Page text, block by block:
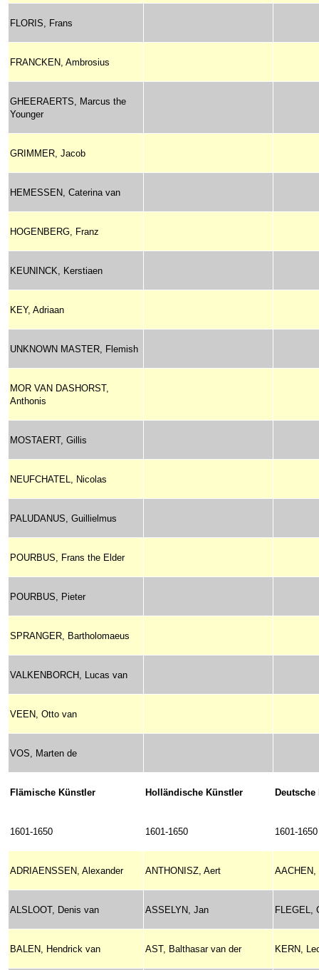
FLORIS, Frans
FRANCKEN, Ambrosius
GHEERAERTS, Marcus the
Younger
GRIMMER, Jacob
HEMESSEN, Caterina van
HOGENBERG, Franz
KEUNINCK, Kerstiaen
KEY, Adriaan
UNKNOWN MASTER, Flemish
MOR VAN DASHORST,
Anthonis
MOSTAERT, Gillis
NEUFCHATEL, Nicolas
PALUDANUS, Guillielmus
POURBUS, Frans the Elder
POURBUS, Pieter
SPRANGER, Bartholomaeus
VALKENBORCH, Lucas van
VEEN, Otto van
VOS, Marten de
Flämische Künstler Holländische Künstler
1601-1650 1601-1650 1601-1650
ADRIAENSSEN, Alexander ANTHONISZ, Aert AACHEN,
ALSLOOT, Denis van ASSELYN, Jan FLEGEL,
BALEN, Hendrick van AST, Balthasar van der KERN,